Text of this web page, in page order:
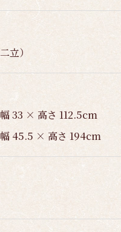
立）
幅 33 × 高さ 112.5cm
幅 45.5 × 高さ 194cm